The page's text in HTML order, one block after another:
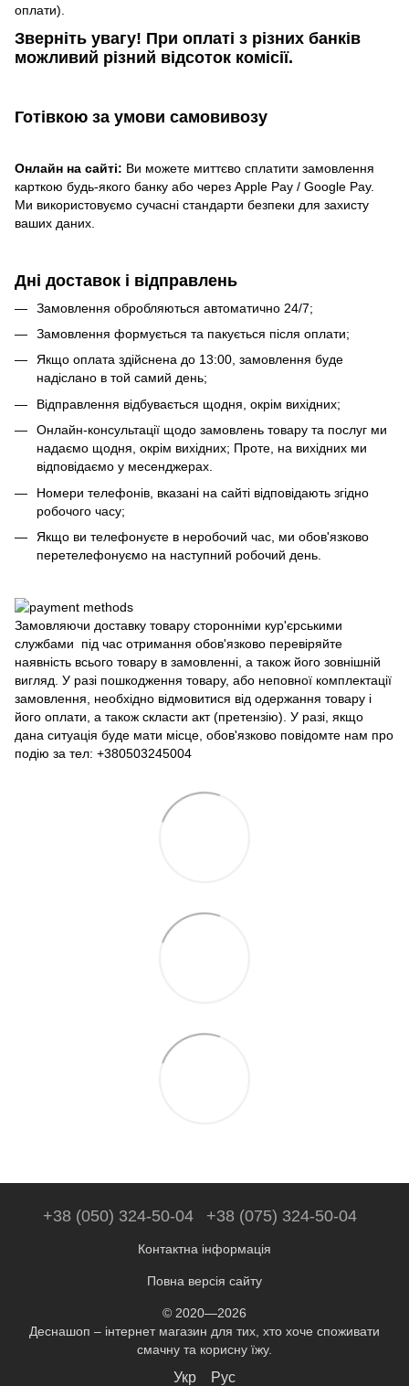
оплати).
Зверніть увагу!​ При оплаті з різних банків
можливий різний відсоток комісії.
Готівкою за умови самовивозу
Онлайн на сайті: Ви можете миттєво сплатити замовлення
карткою будь-якого банку або через Apple Pay / Google Pay.
Ми використовуємо сучасні стандарти безпеки для захисту
ваших даних.
Дні доставок і відправлень
Замовлення обробляються автоматично 24/7;
Замовлення формується та пакується після оплати;
Якщо оплата здійснена до 13:00, замовлення буде
надіслано в той самий день;
Відправлення відбувається щодня, окрім вихідних;
Онлайн-консультації щодо замовлень товару та послуг ми
надаємо щодня, окрім вихідних; Проте, на вихідних ми
відповідаємо у месенджерах.
Номери телефонів, вказані на сайті відповідають згідно
робочого часу;
Якщо ви телефонуєте в неробочий час, ми обов'язково
перетелефонуємо на наступний робочий день.
Замовляючи доставку товару сторонніми кур'єрськими
службами під час отримання обов'язково перевіряйте
наявність всього товару в замовленні, а також його зовнішній
вигляд. У разі пошкодження товару, або неповної комплектації
замовлення, необхідно відмовитися від одержання товару і
його оплати, а також скласти акт (претензію). У разі, якщо
дана ситуація буде мати місце, обов'язково повідомте нам про
подію за тел: +380503245004
+38 (050) 324-50-04 +38 (075) 324-50-04
Контактна інформація
Повна версія сайту
© 2020—2026
Деснашоп – інтернет магазин для тих, хто хоче споживати
смачну та корисну їжу.
Укр Рус